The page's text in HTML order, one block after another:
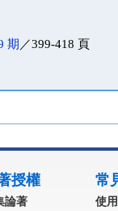
期 ／399-418 頁
授權
論著
常
使